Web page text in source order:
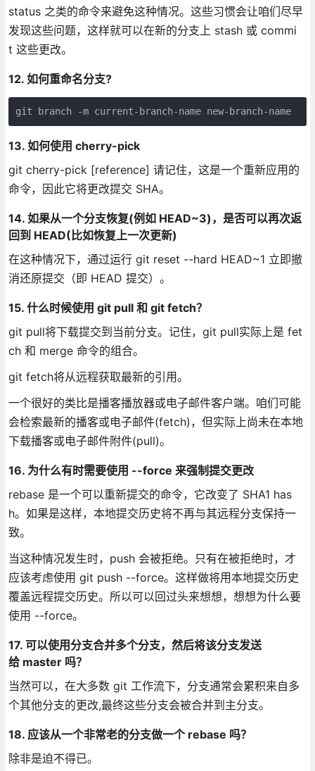
status 之类的命令来避免这种情况。这些习惯会让咱们尽早
发现这些问题，这样就可以在新的分支上 stash 或 commi
t 这些更改。
12. 如何重命名分支?
git branch -m current-branch-name new-branch-name
13. 如何使用 cherry-pick
git cherry-pick [reference] 请记住，这是一个重新应用的
命令，因此它将更改提交 SHA。
14. 如果从一个分支恢复(例如 HEAD~3)，是否可以再次返
回到 HEAD(比如恢复上一次更新)
在这种情况下，通过运行 git reset --hard HEAD~1 立即撤
消还原提交（即 HEAD 提交）。
15. 什么时候使用 git pull 和 git fetch？
git pull将下载提交到当前分支。记住，git pull实际上是 fet
ch 和 merge 命令的组合。
git fetch将从远程获取最新的引用。
一个很好的类比是播客播放器或电子邮件客户端。咱们可能
会检索最新的播客或电子邮件(fetch)，但实际上尚未在本地
下载播客或电子邮件附件(pull)。
16. 为什么有时需要使用 --force 来强制提交更改
rebase 是一个可以重新提交的命令，它改变了 SHA1 has
h。如果是这样，本地提交历史将不再与其远程分支保持一
致。
当这种情况发生时，push 会被拒绝。只有在被拒绝时，才
应该考虑使用 git push --force。这样做将用本地提交历史
覆盖远程提交历史。所以可以回过头来想想，想想为什么要
使用 --force。
17. 可以使用分支合并多个分支，然后将该分支发送
给 master 吗？
当然可以，在大多数 git 工作流下，分支通常会累积来自多
个其他分支的更改,最终这些分支会被合并到主分支。
18. 应该从一个非常老的分支做一个 rebase 吗？
除非是迫不得已。